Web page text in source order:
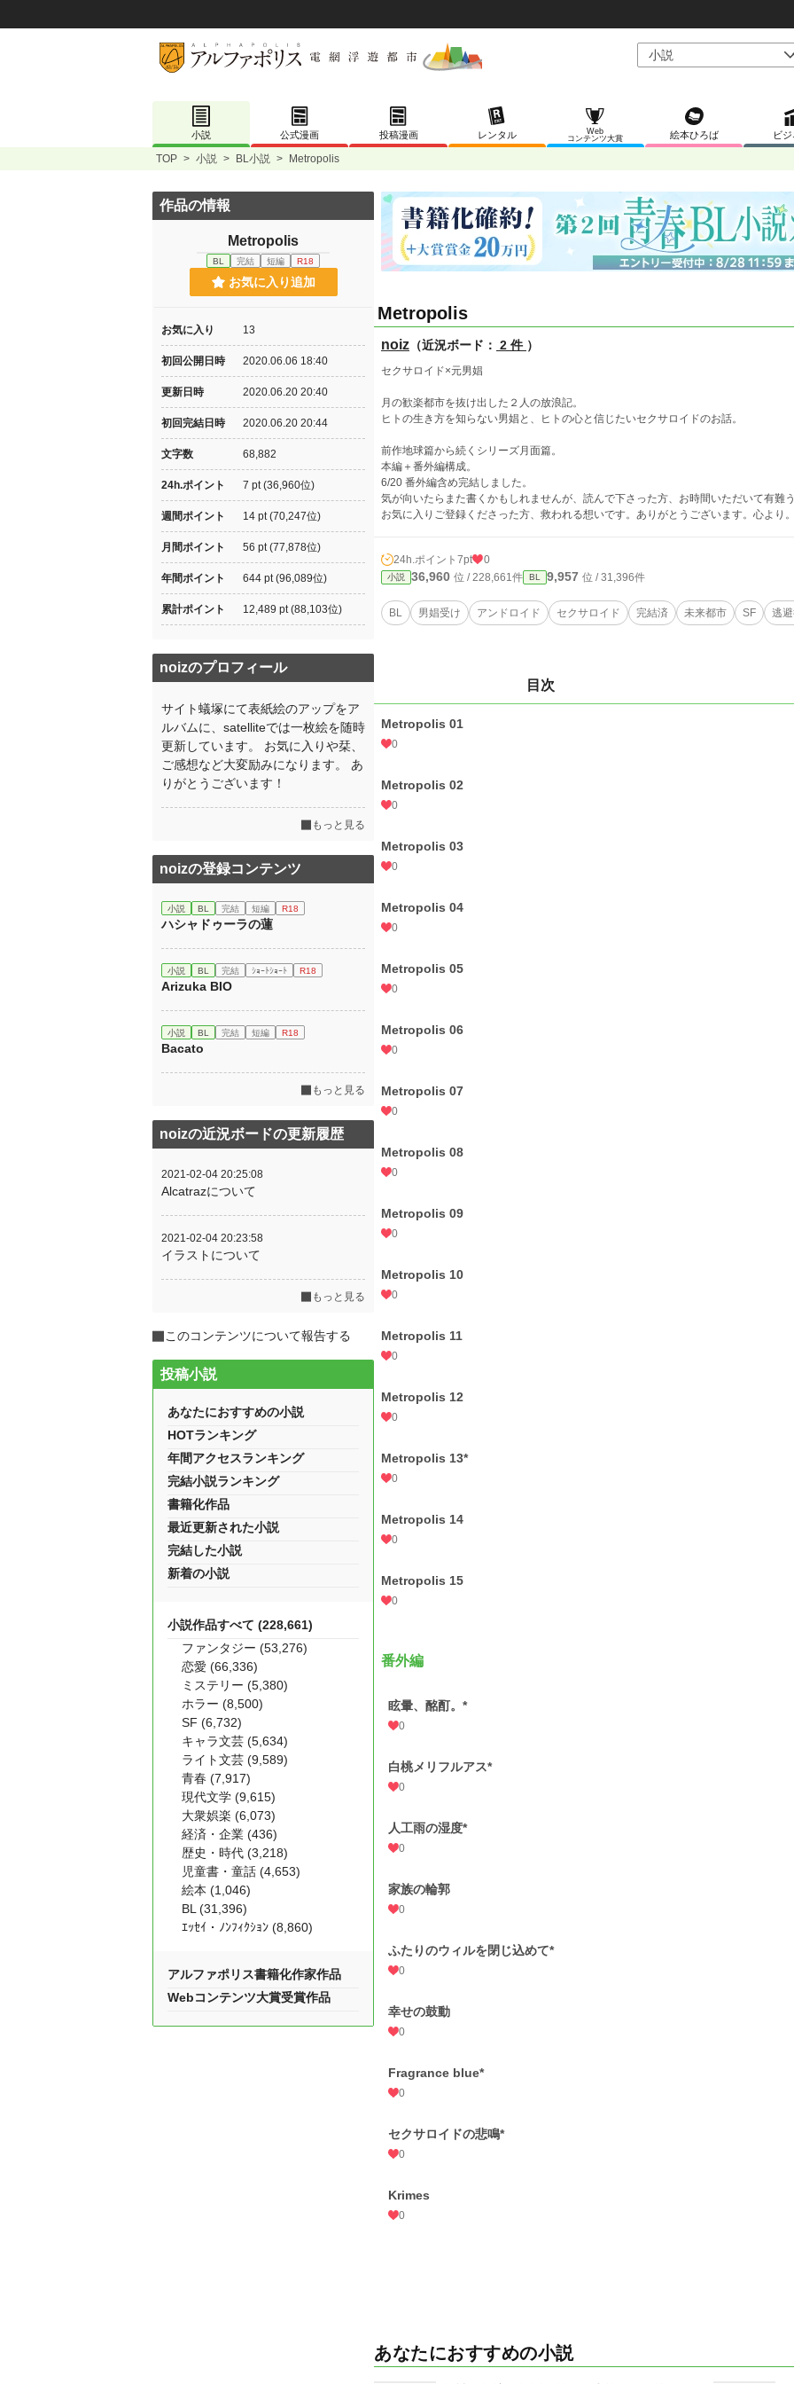
小説 公式漫画 投稿漫画 レンタル
Web
コンテンツ大賞
絵本ひろば ビ
TOP > 小説 > BL小説 > Metropolis
Metropolis
noiz （近況ボード： 2 件 ）
セクサロイド×元男娼
月の歓楽都市を抜け出した２人の放浪記。
ヒトの生き方を知らない男娼と、ヒトの心と信じたいセクサロイドのお話。
前作地球篇から続くシリーズ月面篇。
本編＋番外編構成。
6/20 番外編含め完結しました。
気が向いたらまた書くかもしれませんが、読んで下さった方、お時間いただいて有難
お気に入りご登録くださった方、救われる想いです。ありがとうございます。心より
24h.ポイント 7pt 0
小説 36,960 位 / 228,661件 BL 9,957 位 / 31,396件
BL 男娼受け アンドロイド セクサロイド 完結済 未来都市 SF 逃
目次
Metropolis 01
0
Metropolis 02
0
Metropolis 03
0
Metropolis 04
0
Metropolis 05
0
Metropolis 06
0
Metropolis 07
0
Metropolis 08
0
Metropolis 09
0
Metropolis 10
0
Metropolis 11
0
Metropolis 12
0
Metropolis 13*
0
Metropolis 14
0
Metropolis 15
0
番外編
眩暈、酩酊。*
0
白桃メリフルアス*
0
人工雨の湿度*
0
家族の輪郭
0
ふたりのウィルを閉じ込めて*
0
幸せの鼓動
0
Fragrance blue*
0
セクサロイドの悲鳴*
0
Krimes
0
あなたにおすすめの小説
作品の情報
Metropolis
BL 完結 短編 R18
お気に入り追加
お気に入り 13
初回公開日時 2020.06.06 18:40
更新日時 2020.06.20 20:40
初回完結日時 2020.06.20 20:44
文字数 68,882
24h.ポイント 7 pt (36,960位)
週間ポイント 14 pt (70,247位)
月間ポイント 56 pt (77,878位)
年間ポイント 644 pt (96,089位)
累計ポイント 12,489 pt (88,103位)
noizのプロフィール
サイト蟻塚にて表紙絵のアップをア
ルバムに、satelliteでは一枚絵を随時
更新しています。 お気に入りや栞、
ご感想など大変励みになります。 あ
りがとうございます！
もっと見る
noizの登録コンテンツ
小説 BL 完結 短編 R18
ハシャドゥーラの蓮
小説 BL 完結 ｼｮｰﾄｼｮｰﾄ R18
Arizuka BIO
小説 BL 完結 短編 R18
Bacato
もっと見る
noizの近況ボードの更新履歴
2021-02-04 20:25:08
Alcatrazについて
2021-02-04 20:23:58
イラストについて
もっと見る
このコンテンツについて報告する
投稿小説
あなたにおすすめの小説
HOTランキング
年間アクセスランキング
完結小説ランキング
書籍化作品
最近更新された小説
完結した小説
新着の小説
小説作品すべて (228,661)
ファンタジー (53,276)
恋愛 (66,336)
ミステリー (5,380)
ホラー (8,500)
SF (6,732)
キャラ文芸 (5,634)
ライト文芸 (9,589)
青春 (7,917)
現代文学 (9,615)
大衆娯楽 (6,073)
経済・企業 (436)
歴史・時代 (3,218)
児童書・童話 (4,653)
絵本 (1,046)
BL (31,396)
ｴｯｾｲ・ﾉﾝﾌｨｸｼｮﾝ (8,860)
アルファポリス書籍化作家作品
Webコンテンツ大賞受賞作品